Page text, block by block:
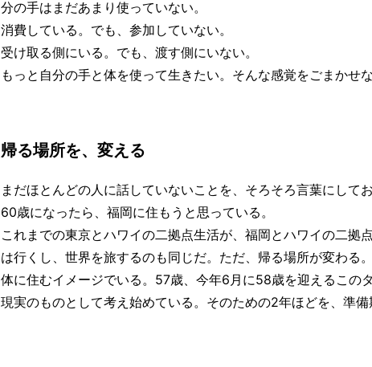
分の手はまだあまり使っていない。
消費している。でも、参加していない。
受け取る側にいる。でも、渡す側にいない。
もっと自分の手と体を使って生きたい。そんな感覚をごまかせ
帰る場所を、変える
まだほとんどの人に話していないことを、そろそろ言葉にして
60歳になったら、福岡に住もうと思っている。
これまでの東京とハワイの二拠点生活が、福岡とハワイの二拠
は行くし、世界を旅するのも同じだ。ただ、帰る場所が変わる
体に住むイメージでいる。57歳、今年6月に58歳を迎えるこの
現実のものとして考え始めている。そのための2年ほどを、準備